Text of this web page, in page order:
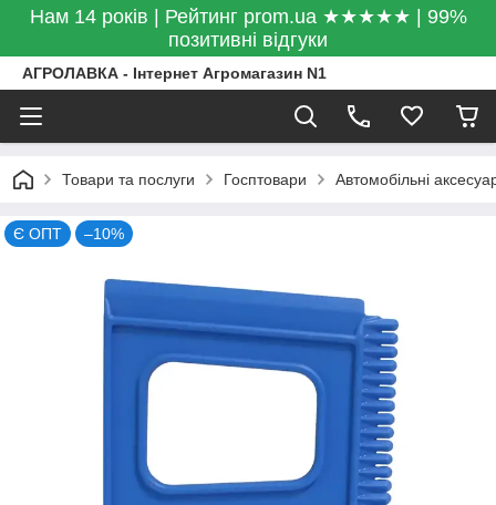
Нам 14 років | Рейтинг prom.ua ★★★★★ | 99%
позитивні відгуки
АГРОЛАВКА - Інтернет Агромагазин N1
Товари та послуги Госптовари Автомобільні
Є ОПТ –10%